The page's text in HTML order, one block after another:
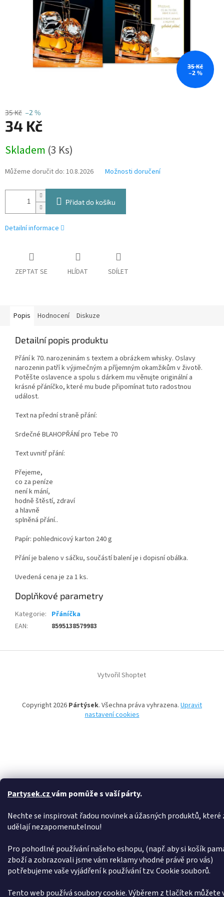
Partysek.czvám pomůže s vaší párty.
Nechte se inspirovat řadou novinek a úžasných produktů, které
udělají nezapomenutelnou!
Pro pohodlné používání našeho eshopu, (např. aby si košík
zboží a zobrazovali jsme vám reklamy vhodné právě pro vás)
potřebujeme vaše vyjádření k používání tzv. Cookie souborů.
Tento web používá soubory cookie. Výběrem z tlačítek můžete
35 Kč
–2 %
35 Kč –2 %
34 Kč
cena:
Skladem (3 Ks)
Můžeme doručit do: 10.8.2026 Možnosti doručení
Přidat do košíku
Detailní informace
ZEPTAT SE HLÍDAT SDÍLET
Popis Hodnocení Diskuze
Detailní popis produktu
Přání k 70. narozeninám s textem a obrázkem whisky. Oslavy
narozenin patří k výjimečným a příjemným okamžikům v životě.
Potěšte oslavence a spolu s dárkem mu věnujte originální a
krásné přáníčko, které mu bude připomínat tuto radostnou
událost.
Text na přední straně přání:
Srdečné BLAHOPŘÁNÍ pro Tebe 70
Text uvnitř přání:
Přejeme,
co za peníze
není k mání,
hodně štěstí, zdraví
a hlavně
splněná přání..
Papír: pohlednicový karton 240 g
Přání je baleno v sáčku, součástí balení je i dopisní obálka.
Uvedená cena je za 1 ks.
Doplňkové parametry
Kategorie: Přáníčka
EAN: 8595138579983
Vytvořil Shoptet
Copyright 2026 Pártýsek. Všechna práva vyhrazena. Upravit
nastavení cookies